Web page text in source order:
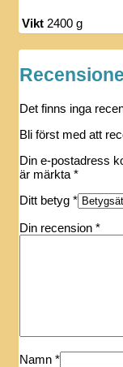
Vikt 2400 g
Det finns inga
Bli först med att
Din e-postadress
är märkta *
Ditt betyg *
Din recension *
Namn *